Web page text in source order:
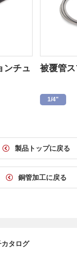
ンチュ
被覆管
1/4"
製品トップに戻る
銅管加工に戻る
カタログ